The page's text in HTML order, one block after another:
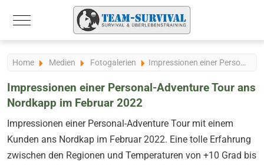
Mobile Menu Toggle
Home Medien Fotogalerien Impressionen einer Personal-Adventure Tour ans Nordkapp im Februar 2022
Impressionen einer Personal-Adventure Tour ans
Nordkapp im Februar 2022
Impressionen einer Personal-Adventure Tour mit einem
Kunden ans Nordkap im Februar 2022. Eine tolle Erfahrung
zwischen den Regionen und Temperaturen von +10 Grad bis